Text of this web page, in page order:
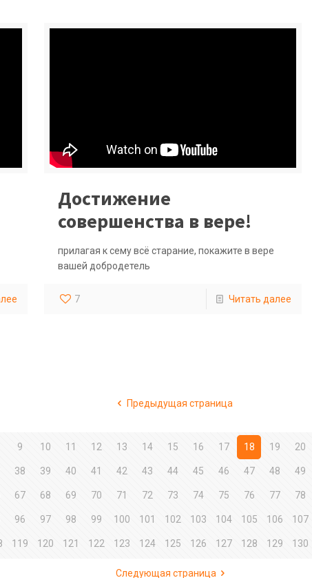
Достижение
совершенства в вере!
прилагая к сему всё старание, покажите в вере
вашей добродетель
7 Читать далее
Предыдущая страница
9 10 11 12 13 14 15 16 17 18 19 20
38 39 40 41 42 43 44 45 46 47 48 49
67 68 69 70 71 72 73 74 75 76 77 78
96 97 98 99 100 101 102 103 104 105 106 107
119 120 121 122 123 124 125 126 127 128 129 130
Следующая страница